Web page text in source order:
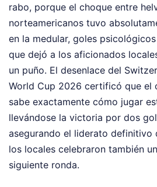
rabo, porque el choque entre
norteamericanos tuvo
en la medular, goles
que dejó a los aficionados
un puño. El desenlace del
World Cup 2026 certificó que el
sabe exactamente cómo jugar
llevándose la victoria por dos
asegurando el liderato definitivo
los locales celebraron también
siguiente ronda.